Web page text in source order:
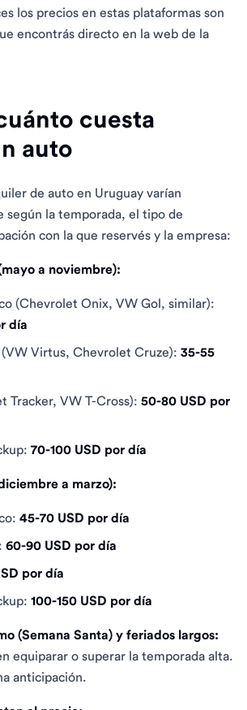
los precios en estas plataformas son
encontrás directo en la web de la
cuesta
auto
de auto en Uruguay varían
según la temporada, el tipo de
con la que reservés y la empresa:
a noviembre):
(Chevrolet Onix, VW Gol, similar):
día
Virtus, Chevrolet Cruze): 35-55
Tracker, VW T-Cross): 50-80 USD por
70-100 USD por día
a marzo):
45-70 USD por día
60-90 USD por día
por día
100-150 USD por día
(Semana Santa) y feriados largos:
equiparar o superar la temporada alta.
anticipación.